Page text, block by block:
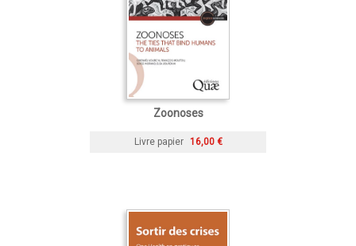
Zoonoses
Livre papier 16,00 €